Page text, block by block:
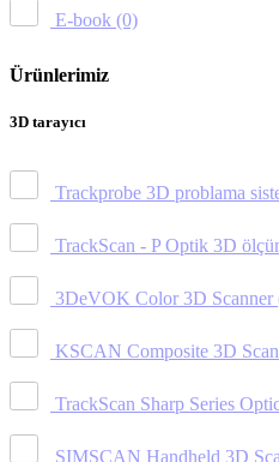
E-book (0)
Ürünlerimiz
3D tarayıcı
Trackprobe 3D problama
TrackScan - P Optik 3D
3DeVOK Color 3D Scanner
KSCAN Composite 3D
TrackScan Sharp Series
SIMSCAN Handheld 3D